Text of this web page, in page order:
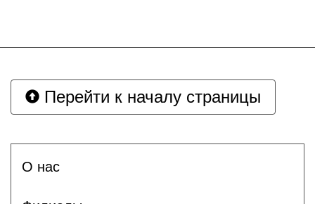
Перейти к началу страницы
О нас